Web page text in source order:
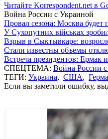
Читайте Korrespondent.net в
Война России с Украиной
Провал сезона: Москва будет
У Сухопутних військах
Взрыв в Сыктывкаре:
Стали известны объемы
Встреча президентов: Ермак
СПЕЦТЕМА: Война России
ТЕГИ: Украина, США,
Если вы заметили ошибку,